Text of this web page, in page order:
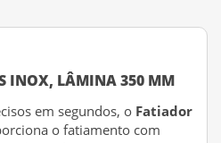
INOX, LÂMINA 350 MM
em segundos, o Fatiador
o fatiamento com